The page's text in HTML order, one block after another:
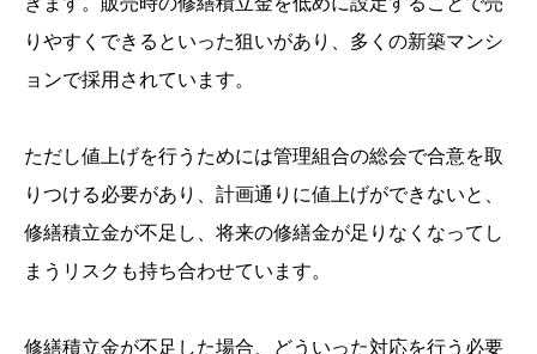
りやすくできるといった狙いがあり、多くの新築マンシ
ョンで採用されています。
ただし値上げを行うためには管理組合の総会で合意を取
りつける必要があり、計画通りに値上げができないと、
修繕積立金が不足し、将来の修繕金が足りなくなってし
まうリスクも持ち合わせています。
修繕積立金が不足した場合、どういった対応を行う必要